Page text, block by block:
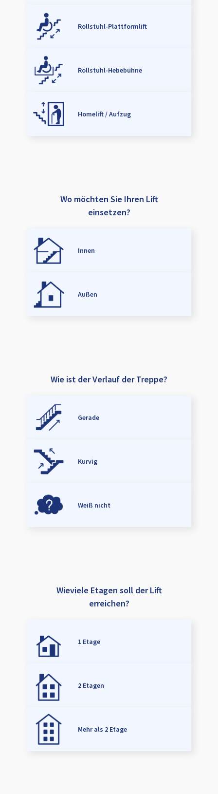
Rollstuhl-Plattformlift
Rollstuhl-Hebebühne
Homelift / Aufzug
Wo möchten Sie Ihren Lift
einsetzen?
Innen
Außen
Wie ist der Verlauf der Treppe?
Gerade
Kurvig
Weiß nicht
Wieviele Etagen soll der Lift
erreichen?
1 Etage
2 Etagen
Mehr als 2 Etage